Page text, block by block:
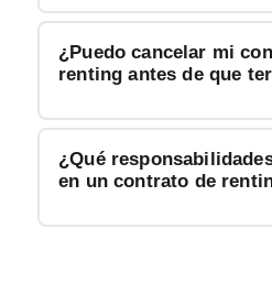
¿Puedo cancelar mi
renting antes de que
¿Qué
en un contrato de